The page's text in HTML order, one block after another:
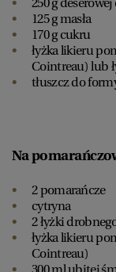
250 g
125 g masła
170 g cukru
łyżka likieru
Cointreau) lub
tłuszcz do
Na
2 pomarańcze
cytryna
2 łyżki
łyżka likieru
Cointreau)